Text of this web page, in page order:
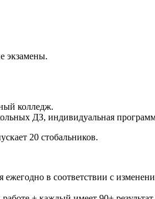
экзамены.
колледж.
ДЗ, индивидуальная
20 стобальников.
в соответствии с